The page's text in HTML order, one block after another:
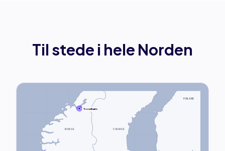
Til stede i hele Norden
NORGE SVERIGE
FINLAND
Trondheim